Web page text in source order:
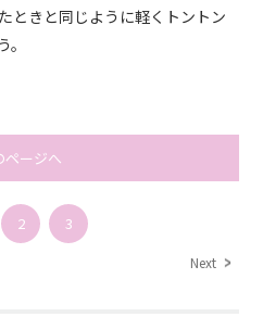
ときと同じように軽くトントン
ページへ
2 3
Next